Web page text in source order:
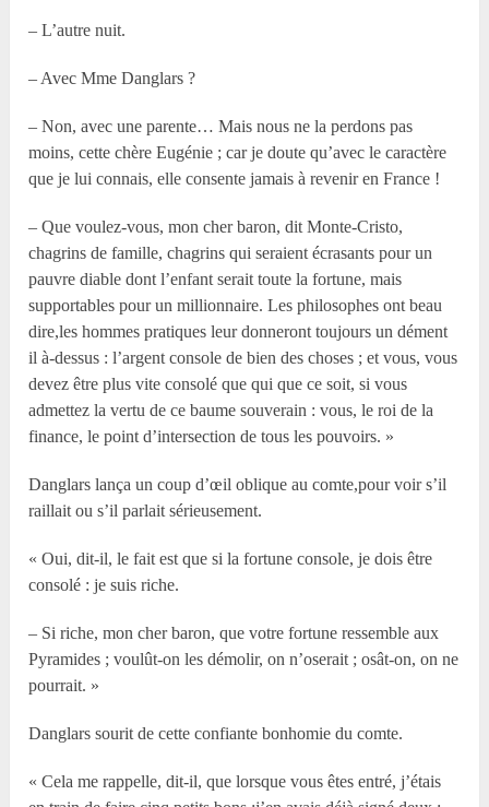
– L’autre nuit.
– Avec Mme Danglars ?
– Non, avec une parente… Mais nous ne la perdons pas
moins, cette chère Eugénie ; car je doute qu’avec le caractère
que je lui connais, elle consente jamais à revenir en France !
– Que voulez-vous, mon cher baron, dit Monte-Cristo,
chagrins de famille, chagrins qui seraient écrasants pour un
pauvre diable dont l’enfant serait toute la fortune, mais
supportables pour un millionnaire. Les philosophes ont beau
dire,les hommes pratiques leur donneront toujours un dément
il à-dessus : l’argent console de bien des choses ; et vous, vous
devez être plus vite consolé que qui que ce soit, si vous
admettez la vertu de ce baume souverain : vous, le roi de la
finance, le point d’intersection de tous les pouvoirs. »
Danglars lança un coup d’œil oblique au comte,pour voir s’il
raillait ou s’il parlait sérieusement.
« Oui, dit-il, le fait est que si la fortune console, je dois être
consolé : je suis riche.
– Si riche, mon cher baron, que votre fortune ressemble aux
Pyramides ; voulût-on les démolir, on n’oserait ; osât-on, on ne
pourrait. »
Danglars sourit de cette confiante bonhomie du comte.
« Cela me rappelle, dit-il, que lorsque vous êtes entré, j’étais